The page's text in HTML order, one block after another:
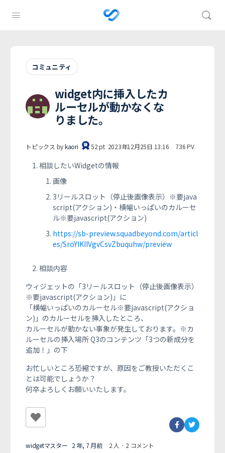
コミュニティ
widget内に挿入したカ
ルーセルが動かなくな
りました。
トピックス bykaori 52pt 2023年12月25日 13:16 736PV
相談したいWidgetの情報
画像
3リールスロット（停止後画像表示）※要java
script(アクション)・横幅いっぱいのカルーセ
ル※要javascript(アクション)
https://sb-preview.squadbeyond.com/articl
es/SroYIKIIVgvCsvZbuquhw/preview
相談内容
ウィジェットの「3リールスロット（停止後画像表示）
※要javascript(アクション)」に
「横幅いっぱいのカルーセル※要javascript(アクショ
ン)」のカルーセルを挿入したところ、
カルーセルが動かない事象が発生しております。※カ
ルーセルの挿入場所 Q3のコンテンツ「3つの新成分を
追加！」の下
お忙しいところ恐縮ですが、原因をご教授いただくこ
とは可能でしょうか？
何卒よろしくお願いいたします。
widgetマスター 2 年, 7 月前 2 人 · 2 コメント